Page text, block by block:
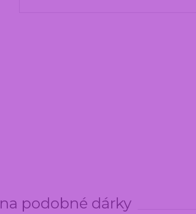
podobné dárky